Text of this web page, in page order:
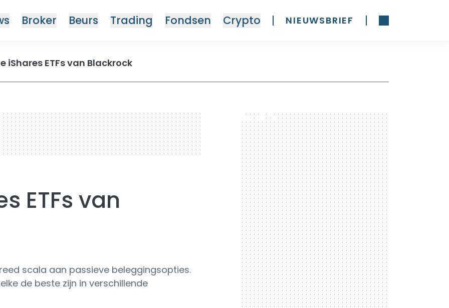
Broker Beurs Trading Fondsen Crypto NIEUWSBRIEF
iShares ETFs van Blackrock
ETFs van
scala aan passieve beleggingsopties.
de beste zijn in verschillende
300 x 600